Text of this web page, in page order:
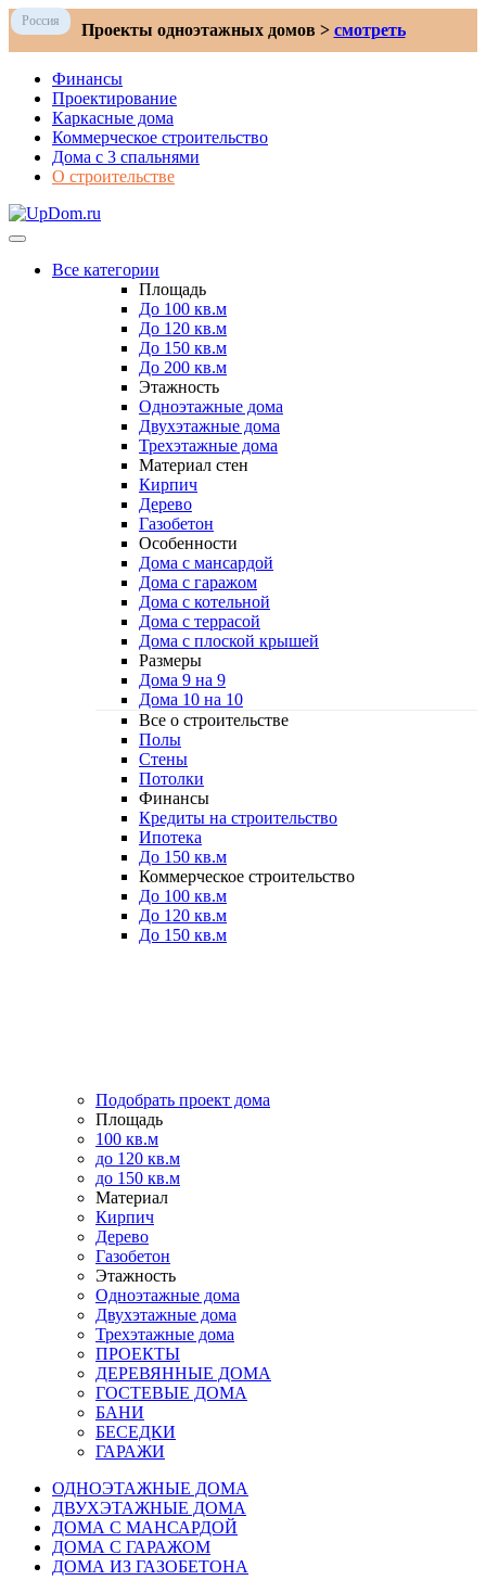
Проекты одноэтажных домов > смотреть
Россия
Финансы
Проектирование
Каркасные дома
Коммерческое строительство
Дома с 3 спальнями
О строительстве
Все категории
Площадь
До 100 кв.м
До 120 кв.м
До 150 кв.м
До 200 кв.м
Этажность
Одноэтажные дома
Двухэтажные дома
Трехэтажные дома
Материал стен
Кирпич
Дерево
Газобетон
Особенности
Дома с мансардой
Дома с гаражом
Дома с котельной
Дома с террасой
Дома с плоской крышей
Размеры
Дома 9 на 9
Дома 10 на 10
Все о строительстве
Полы
Стены
Потолки
Финансы
Кредиты на строительство
Ипотека
До 150 кв.м
Коммерческое строительство
До 100 кв.м
До 120 кв.м
До 150 кв.м
Подобрать проект дома
Площадь
100 кв.м
до 120 кв.м
до 150 кв.м
Материал
Кирпич
Дерево
Газобетон
Этажность
Одноэтажные дома
Двухэтажные дома
Трехэтажные дома
ПРОЕКТЫ
ДЕРЕВЯННЫЕ ДОМА
ГОСТЕВЫЕ ДОМА
БАНИ
БЕСЕДКИ
ГАРАЖИ
ОДНОЭТАЖНЫЕ ДОМА
ДВУХЭТАЖНЫЕ ДОМА
ДОМА С МАНСАРДОЙ
ДОМА С ГАРАЖОМ
ДОМА ИЗ ГАЗОБЕТОНА